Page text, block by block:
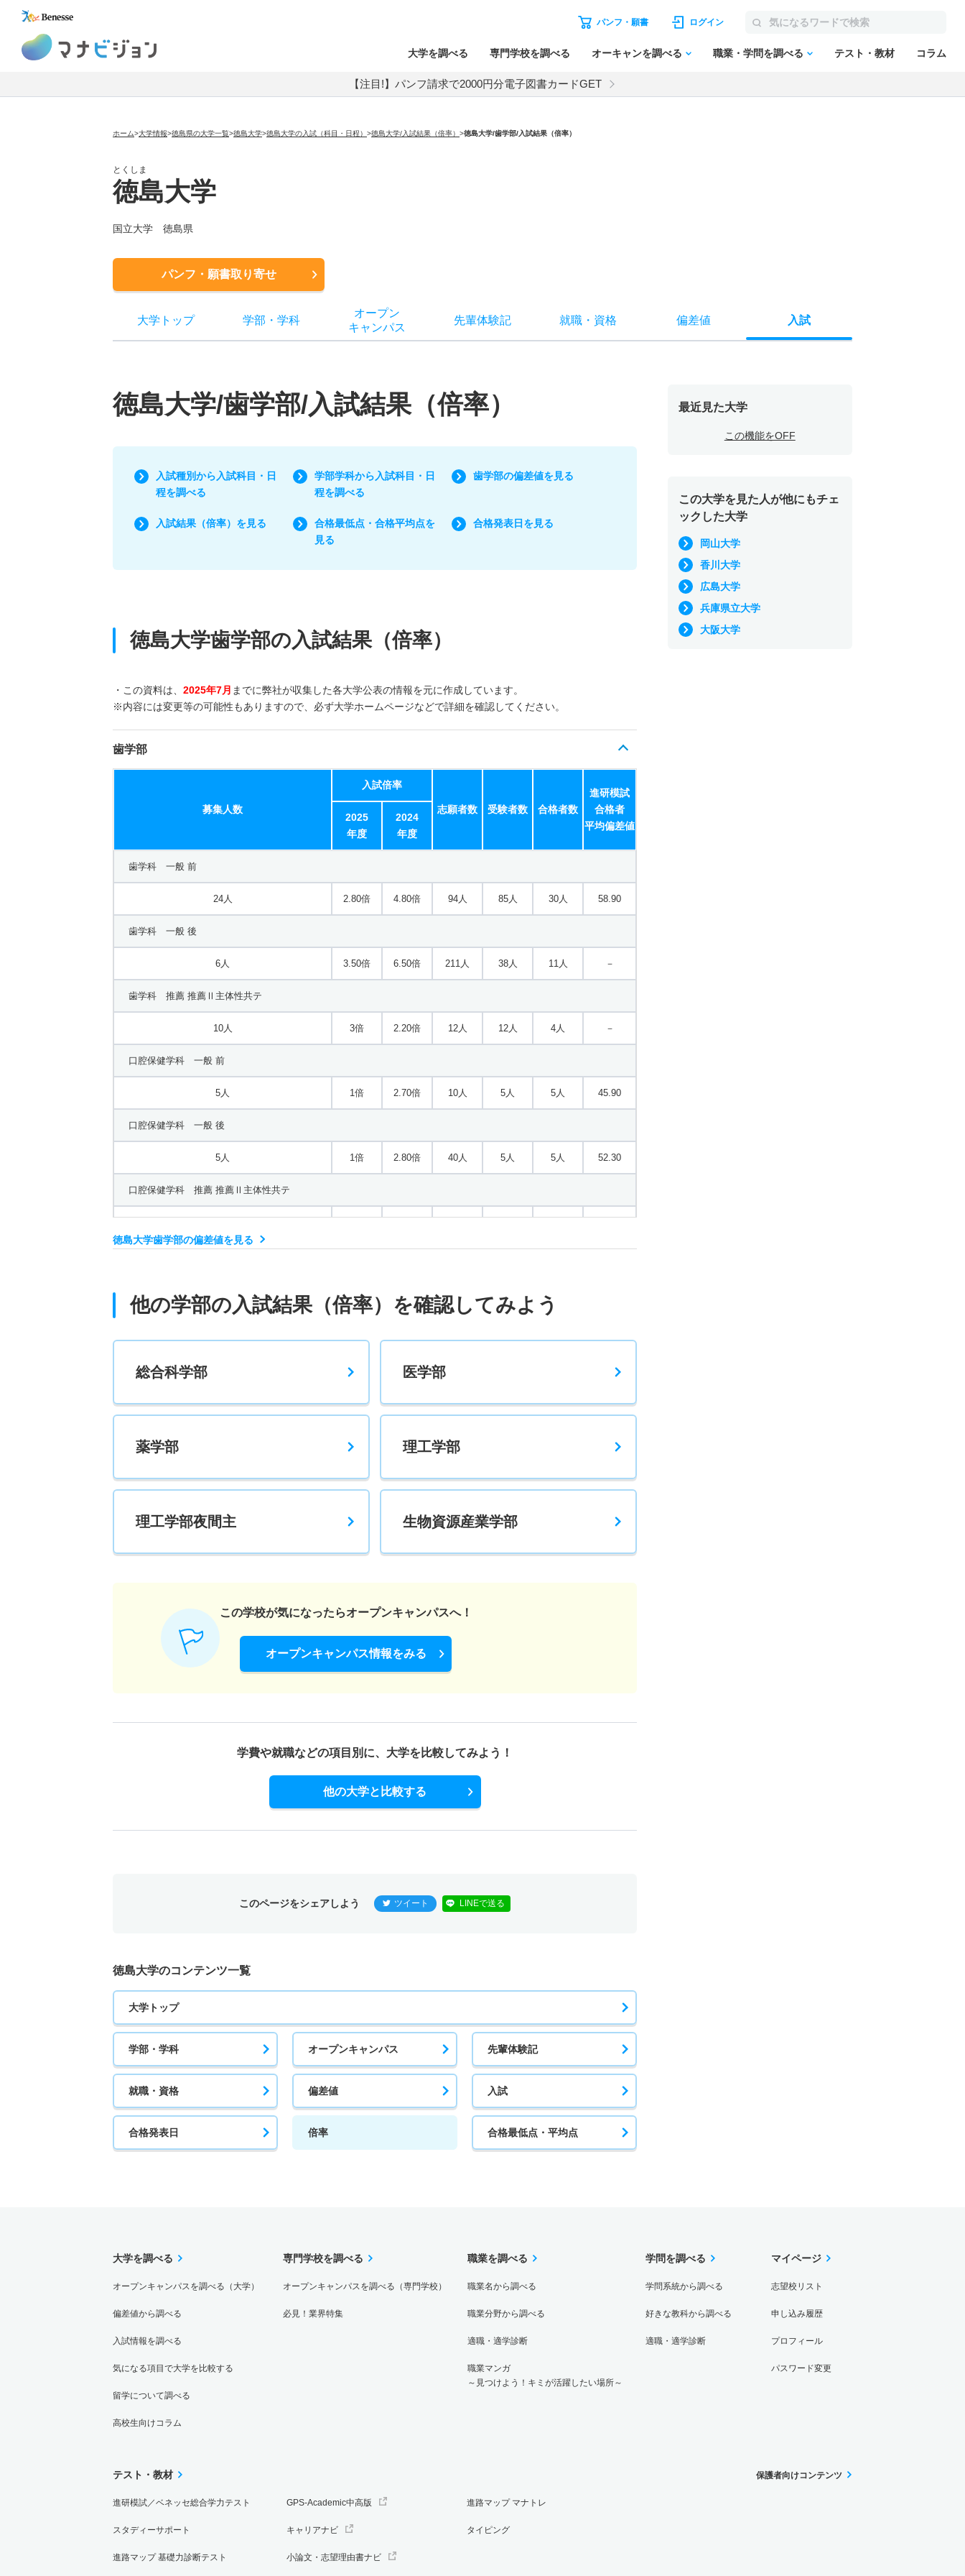
パンフ・願書 ログイン
大学を調べる 専門学校を調べる オーキャンを調べる 職業・学問を調べる テスト・教材 コラム
【注目!】パンフ請求で2000円分電子図書カードGET
ホーム>大学情報>徳島県の大学一覧>徳島大学>徳島大学の入試（科目・日程） >徳島大学/入試結果（倍率） >徳島大学/歯学部/入試結果（倍率）
とくしま
徳島大学
国立大学 徳島県
パンフ・願書取り寄せ
大学トップ 学部 ・ 学科
オープン
キャンパス
先輩体験記 就職・ 資格 偏差値 入試
徳島大学/歯学部/入試結果（倍率）
入試種別から入試科目・日
程を調べる
学部学科から入試科目・日
程を調べる
歯学部の偏差値を見る
入試結果（倍率）を見る
合格最低点・合格平均点を
見る
合格発表日を見る
徳島大学歯学部の入試結果（倍率）
・この資料は、 2025年7月 までに弊社が収集した各大学公表の情報を元に作成しています。
※内容には変更等の可能性もありますので、必ず大学ホームページなどで詳細を確認してください。
歯学部
募集人数
入試倍率
志願者数 受験者数 合格者数
進研模試
合格者
平均偏差値
2025
年度
2024
年度
歯学科 一般 前
24人 2.80倍 4.80倍 94人 85人 30人 58.90
歯学科 一般 後
6人 3.50倍 6.50倍 211人 38人 11人 －
歯学科 推薦 推薦Ⅱ主体性共テ
10人 3倍 2.20倍 12人 12人 4人 －
口腔保健学科 一般 前
5人 1倍 2.70倍 10人 5人 5人 45.90
口腔保健学科 一般 後
5人 1倍 2.80倍 40人 5人 5人 52.30
口腔保健学科 推薦 推薦Ⅱ主体性共テ
徳島大学歯学部の偏差値を見る
他の学部の入試結果（倍率）を確認してみよう
総合科学部 医学部
薬学部 理工学部
理工学部夜間主 生物資源産業学部
この学校が気になったらオープンキャンパスへ！
オープンキャンパス情報をみる
学費や就職などの項目別に、 大学を比較してみよう！
他の大学と比較する
このページをシェアしよう ツイート LINEで送る
徳島大学のコンテンツ一覧
大学トップ
学部・学科 オープンキャンパス 先輩体験記
就職・資格 偏差値 入試
合格発表日 倍率 合格最低点・平均点
最近見た大学
この機能をOFF
この大学を見た人が他にもチェ
ックした大学
岡山大学
香川大学
広島大学
兵庫県立大学
大阪大学
大学を調べる
オープンキャンパスを調べる（大学）
偏差値から調べる
入試情報を調べる
気になる項目で大学を比較する
留学について調べる
高校生向けコラム
専門学校を調べる
オープンキャンパスを調べる（専門学校）
必見！業界特集
職業を調べる
職業名から調べる
職業分野から調べる
適職・適学診断
職業マンガ
～見つけよう！キミが活躍したい場所～
学問を調べる
学問系統から調べる
好きな教科から調べる
適職・適学診断
マイページ
志望校リスト
申し込み履歴
プロフィール
パスワード変更
テスト・教材
進研模試／ベネッセ総合学力テスト
スタディーサポート
進路マップ 基礎力診断テスト
GPS-Academic中高版
キャリアナビ
小論文・志望理由書ナビ
進路マップ マナトレ
タイピング
保護者向けコンテンツ